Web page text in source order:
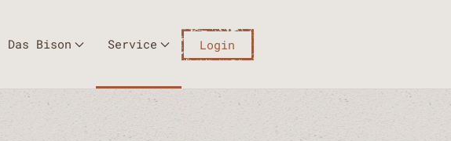
Das Bison Service Login